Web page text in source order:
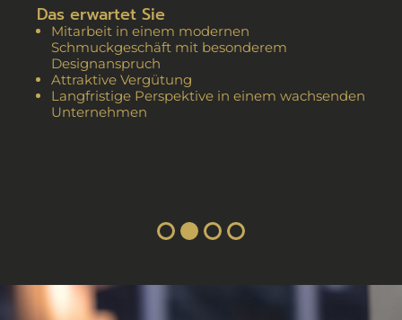
Das erwartet Sie
Mitarbeit in einem modernen
Schmuckgeschäft mit besonderem
Designanspruch
Attraktive Vergütung
Langfristige Perspektive in einem wachsenden
Unternehmen